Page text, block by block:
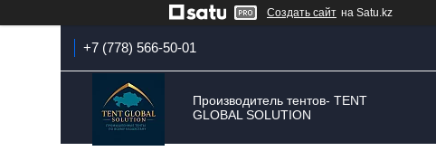
Создать сайт на Satu.kz
+7 (778) 566-50-01
Производитель тентов- TENT
GLOBAL SOLUTION